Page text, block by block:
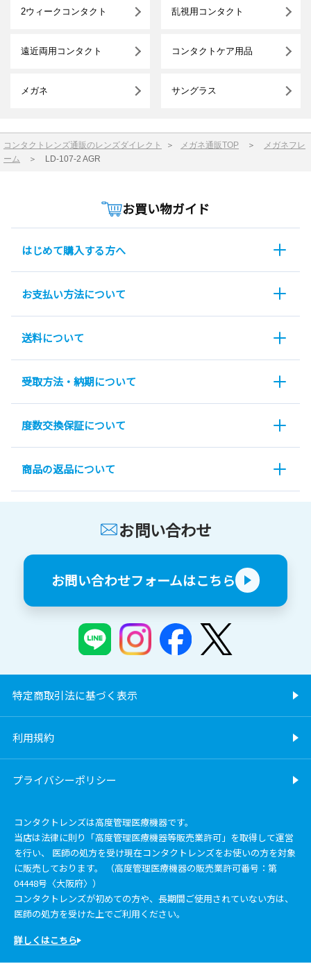
2ウィークコンタクト 乱視用コンタクト
遠近両用コンタクト コンタクトケア用品
メガネ サングラス
コンタクトレンズ通販のレンズダイレクト ＞ メガネ通販TOP ＞
メガネフレ
ーム
＞ LD-107-2 AGR
お買い物ガイド
はじめて購入する方へ
お支払い方法について
送料について
受取方法・納期について
度数交換保証について
商品の返品について
お問い合わせ
お問い合わせフォームはこちら
特定商取引法に基づく表示
利用規約
プライバシーポリシー
コンタクトレンズは高度管理医療機器です。
当店は法律に則り「高度管理医療機器等販売業許可」を取得して運営
を行い、 医師の処方を受け現在コンタクトレンズをお使いの方を対象
に販売しております。 （高度管理医療機器の販売業許可番号：第
04448号〈大阪府〉）
コンタクトレンズが初めての方や、長期間ご使用されていない方は、
医師の処方を受けた上でご利用ください。
詳しくはこちら